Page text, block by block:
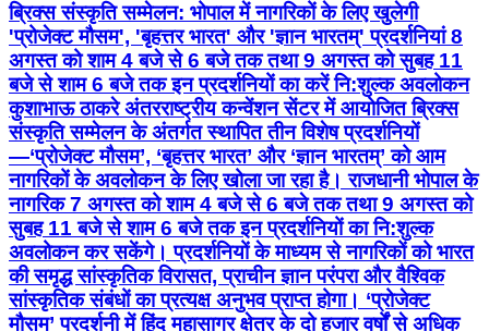
ब्रिक्स संस्कृति सम्मेलन: भोपाल में नागरिकों के लिए खुलेगी
'प्रोजेक्ट मौसम', 'बृहत्तर भारत' और 'ज्ञान भारतम्' प्रदर्शनियां 8
अगस्त को शाम 4 बजे से 6 बजे तक तथा 9 अगस्त को सुबह 11
बजे से शाम 6 बजे तक इन प्रदर्शनियों का करें नि:शुल्क अवलोकन
कुशाभाऊ ठाकरे अंतरराष्ट्रीय कन्वेंशन सेंटर में आयोजित ब्रिक्स
संस्कृति सम्मेलन के अंतर्गत स्थापित तीन विशेष प्रदर्शनियों
—‘प्रोजेक्ट मौसम’, ‘बृहत्तर भारत’ और ‘ज्ञान भारतम्’ को आम
नागरिकों के अवलोकन के लिए खोला जा रहा है। राजधानी भोपाल के
नागरिक 7 अगस्त को शाम 4 बजे से 6 बजे तक तथा 9 अगस्त को
सुबह 11 बजे से शाम 6 बजे तक इन प्रदर्शनियों का नि:शुल्क
अवलोकन कर सकेंगे। प्रदर्शनियों के माध्यम से नागरिकों को भारत
की समृद्ध सांस्कृतिक विरासत, प्राचीन ज्ञान परंपरा और वैश्विक
सांस्कृतिक संबंधों का प्रत्यक्ष अनुभव प्राप्त होगा। ‘प्रोजेक्ट
मौसम’ प्रदर्शनी में हिंद महासागर क्षेत्र के दो हजार वर्षों से अधिक